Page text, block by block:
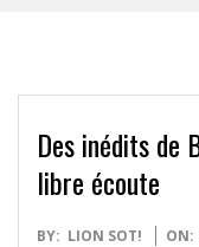
Des inédits de
libre écoute
2015-
BY: LION SOT! ON: